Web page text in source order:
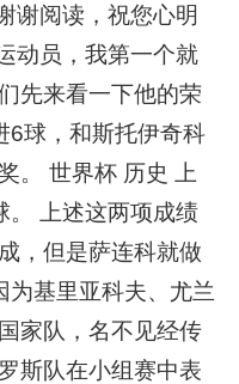
谢阅读，祝您心明
动员，我第一个就
先来看一下他的荣
6球，和斯托伊奇科
。 世界杯 历史 上
。 上述这两项成绩
，但是萨连科就做
基里亚科夫、尤兰
家队，名不见经传
斯队在小组赛中表